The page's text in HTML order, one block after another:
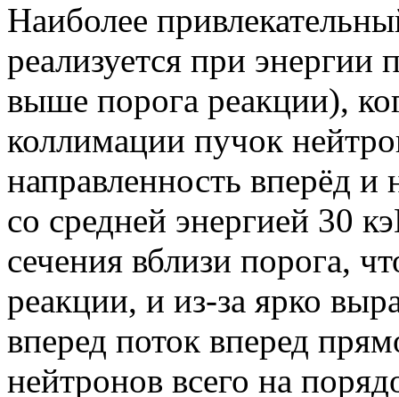
Наиболее
реализуется при
выше порога реакции),
коллимации пучок
направленность вперёд
со средней энергией 30
сечения вблизи порога,
реакции, и из-за ярко
вперед поток вперед
нейтронов всего на